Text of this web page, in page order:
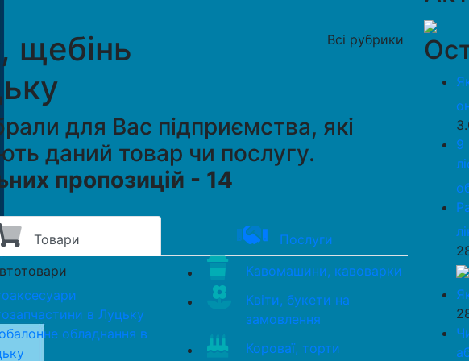
щебінь
Всі рубрики
для Вас підприємства, які
даний товар чи послугу.
пропозицій - 14
Товари
Послуги
в Луцьку
обладнання в
Кавомашини, кавоварки
Квіти, букети на
замовлення
Короваї, торти
9